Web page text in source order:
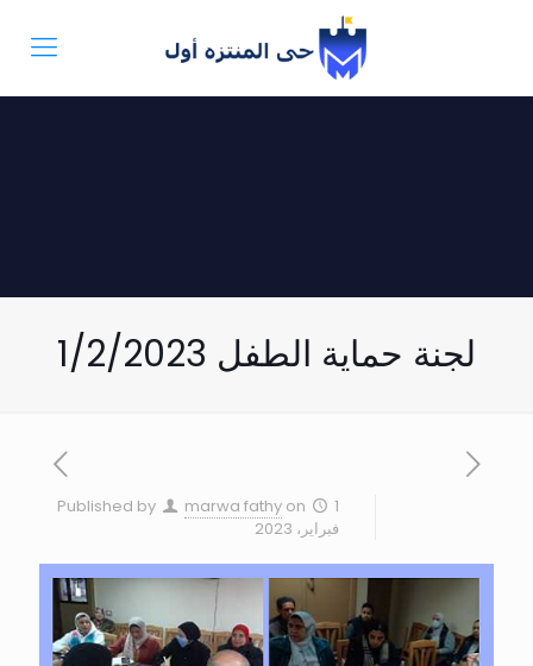
لجنة حماية الطفل 1/2/2023
Published by marwa fathy on
1
فبراير، 2023